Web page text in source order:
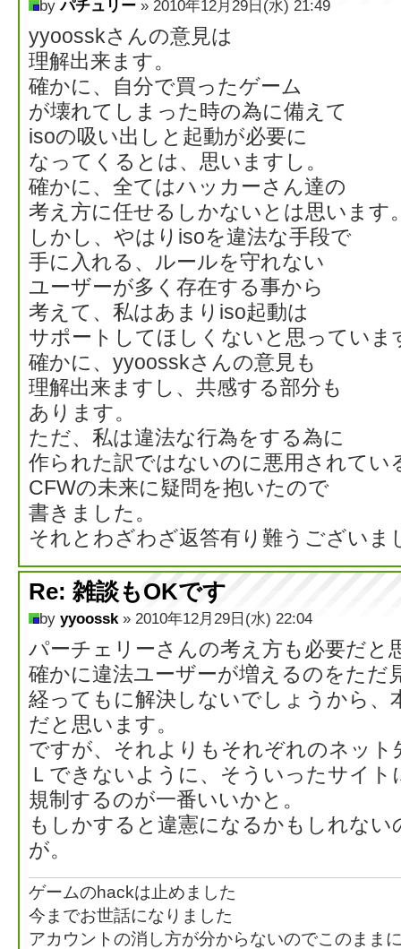
byパチュリー » 2010年12月29日(水) 21:49
yyoosskさんの意見は
理解出来ます。
確かに、自分で買ったゲーム
が壊れてしまった時の為に備えて
isoの吸い出しと起動が必要に
なってくるとは、思いますし。
確かに、全てはハッカーさん達の
考え方に任せるしかないとは思います
しかし、やはりisoを違法な手段で
手に入れる、ルールを守れない
ユーザーが多く存在する事から
考えて、私はあまりiso起動は
サポートしてほしくないと思っていま
確かに、yyoosskさんの意見も
理解出来ますし、共感する部分も
あります。
ただ、私は違法な行為をする為に
作られた訳ではないのに悪用されてい
CFWの未来に疑問を抱いたので
書きました。
それとわざわざ返答有り難うございま
Re: 雑談もOKです
by yyoossk » 2010年12月29日(水) 22:04
パーチェリーさんの考え方も必要だと
確かに違法ユーザーが増えるのをただ
経ってもに解決しないでしょうから、
だと思います。
ですが、それよりもそれぞれのネット
Ｌできないように、そういったサイ
規制するのが一番いいかと。
もしかすると違憲になるかもしれな
が。
ゲームのhackは止めました
今までお世話になりました
アカウントの消し方が分からないのでこのまま